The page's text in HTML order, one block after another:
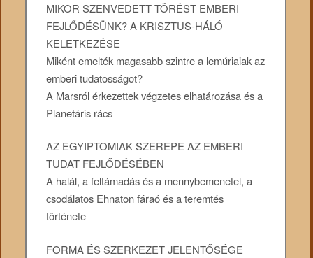
MIKOR SZENVEDETT TÖRÉST EMBERI
FEJLŐDÉSÜNK? A KRISZTUS-HÁLÓ
KELETKEZÉSE
Miként emelték magasabb szintre a lemúriaiak az
emberi tudatosságot?
A Marsról érkezettek végzetes elhatározása és a
Planetáris rács
AZ EGYIPTOMIAK SZEREPE AZ EMBERI
TUDAT FEJLŐDÉSÉBEN
A halál, a feltámadás és a mennybemenetel, a
csodálatos Ehnaton fáraó és a teremtés
története
FORMA ÉS SZERKEZET JELENTŐSÉGE